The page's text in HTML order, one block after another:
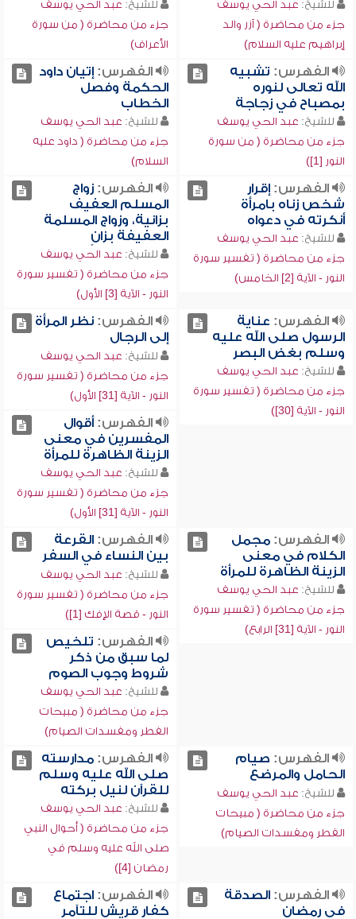
للشيخ: عبد الحي يوسف
جزء من محاضرة ( آزر والد
إبراهيم عليه السلام)
للشيخ: عبد الحي يوسف
جزء من محاضرة ( من سورة
الأعراف)
الفهرس: تشبيه
الله تعالى لنوره
بمصباح في زجاجة
للشيخ: عبد الحي يوسف
جزء من محاضرة ( من سورة
النور [1])
الفهرس:إتيان داود
الحكمة وفصل
الخطاب
للشيخ: عبد الحي يوسف
جزء من محاضرة ( داود عليه
السلام)
الفهرس:إقرار
شخص زناه بامرأة
أنكرته في دعواه
للشيخ: عبد الحي يوسف
جزء من محاضرة ( تفسير سورة
النور - الآية [2] الخامس)
الفهرس:زواج
المسلم العفيف
بزانية، وزواج المسلمة
العفيفة بزانٍ
للشيخ: عبد الحي يوسف
جزء من محاضرة ( تفسير سورة
النور - الآية [3] الأول)
الفهرس: عناية
الرسول صلى الله عليه
وسلم بغض البصر
للشيخ: عبد الحي يوسف
جزء من محاضرة ( تفسير سورة
النور - الآية [30])
الفهرس:نظر المرأة
إلى الرجال
للشيخ: عبد الحي يوسف
جزء من محاضرة ( تفسير سورة
النور - الآية [31] الأول)
الفهرس:أقوال
المفسرين في معنى
الزينة الظاهرة للمرأة
للشيخ: عبد الحي يوسف
جزء من محاضرة ( تفسير سورة
النور - الآية [31] الأول)
الفهرس:مجمل
الكلام في معنى
الزينة الظاهرة للمرأة
للشيخ: عبد الحي يوسف
جزء من محاضرة ( تفسير سورة
النور - الآية [31] الرابع)
الفهرس:القرعة
بين النساء في السفر
للشيخ: عبد الحي يوسف
جزء من محاضرة ( تفسير سورة
النور - قصة الإفك [1])
الفهرس: تلخيص
لما سبق من ذكر
شروط وجوب الصوم
للشيخ: عبد الحي يوسف
جزء من محاضرة ( مبيحات
الفطر ومفسدات الصيام)
الفهرس: صيام
الحامل والمرضع
للشيخ: عبد الحي يوسف
جزء من محاضرة ( مبيحات
الفطر ومفسدات الصيام)
الفهرس:مدارسته
صلى الله عليه وسلم
للقرآن لنيل بركته
للشيخ: عبد الحي يوسف
جزء من محاضرة ( أحوال النبي
صلى الله عليه وسلم في
رمضان [4])
الفهرس:الصدقة
في رمضان
الفهرس:اجتماع
كفار قريش للتآمر